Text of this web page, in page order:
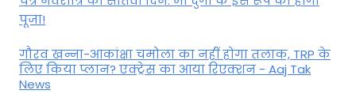
पूजा!
गौरव खन्ना-आकांक्षा चमोला का नहीं होगा तलाक, TRP के
लिए किया प्लान? एक्ट्रेस का आया रिएक्शन - Aaj Tak
News